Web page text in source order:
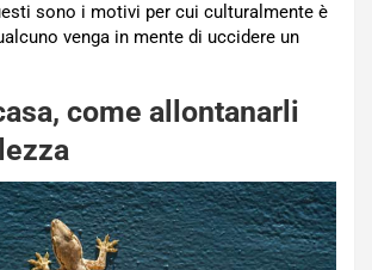
sono i motivi per cui culturalmente è
venga in mente di uccidere un
come allontanarli